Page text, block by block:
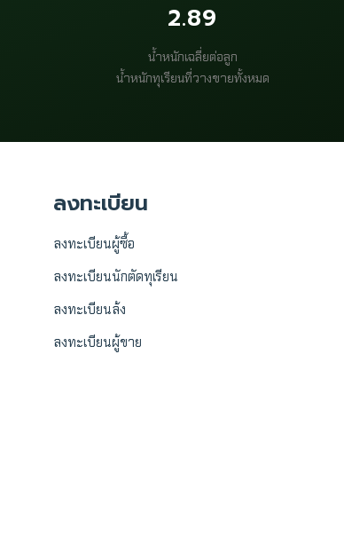
2.89
น้ำหนักเฉลี่ยต่อลูก
น้ำหนักทุเรียนที่วางขายทั้งหมด
ลงทะเบียน
ลงทะเบียนผู้ซื้อ
ลงทะเบียนนักตัดทุเรียน
ลงทะเบียนล้ง
ลงทะเบียนผู้ขาย